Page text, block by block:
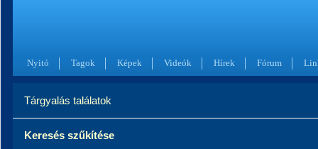
Nyitó Tagok Képek Videók Hírek Fórum
Tárgyalás találatok
Keresés szűkítése